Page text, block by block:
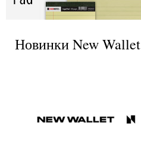
Новинки New Wallet